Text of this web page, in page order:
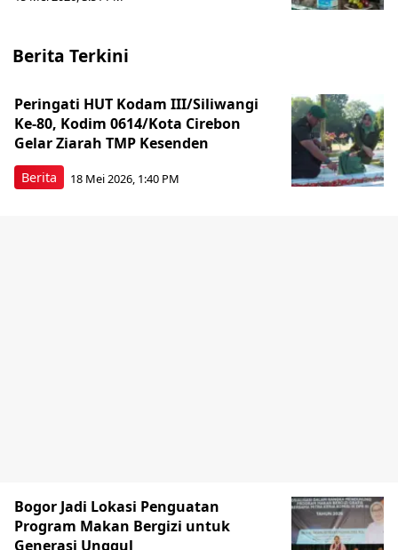
Berita Terkini
Berita
Peringati HUT Kodam III/Siliwangi
Ke-80, Kodim 0614/Kota Cirebon
Gelar Ziarah TMP Kesenden
18 Mei 2026, 1:40 PM
Bogor Jadi Lokasi Penguatan
Program Makan Bergizi untuk
Generasi Unggul